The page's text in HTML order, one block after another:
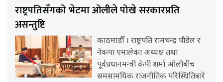
राष्ट्रपतिसँगको भेटमा ओलीले पोखे सरकारप्रति
असन्तुष्टि
काठमाडौँ । राष्ट्रपति रामचन्द्र पौडेल र
नेकपा एमालेका अध्यक्ष तथा
पूर्वप्रधानमन्त्री केपी शर्मा ओलीबीच
समसामयिक राजनीतिक परिस्थितिबारे